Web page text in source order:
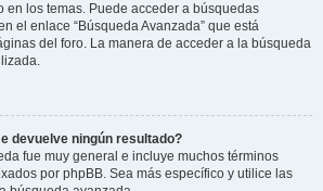
en los temas. Puede acceder a búsquedas
el enlace “Búsqueda Avanzada” que está
del foro. La manera de acceder a la búsqueda
devuelve ningún resultado?
fue muy general e incluye muchos términos
por phpBB. Sea más específico y utilice las